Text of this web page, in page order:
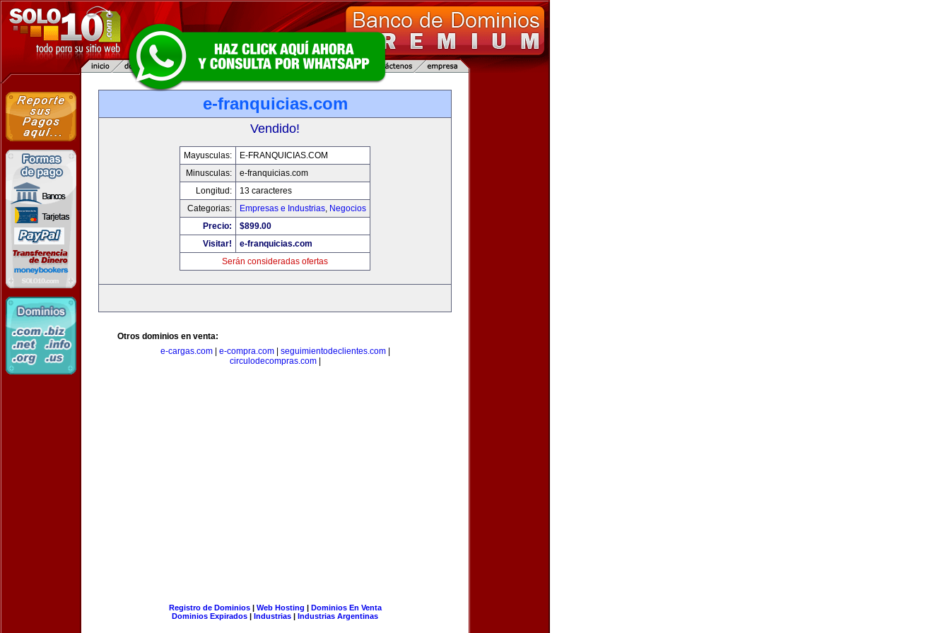
e-franquicias.com
Vendido!
Mayusculas:
E-FRANQUICIAS.COM
Minusculas:
e-franquicias.com
Longitud:
13 caracteres
Categorias:
Empresas e Industrias, Negocios
Precio:
$899.00
Visitar!
e-franquicias.com
Serán consideradas ofertas
Otros dominios en venta:
e-cargas.com| e-compra.com| seguimientodeclientes.com|
circulodecompras.com|
Registro de Dominios| Web Hosting | Dominios En Venta
Dominios Expirados | Industrias | Industrias Argentinas